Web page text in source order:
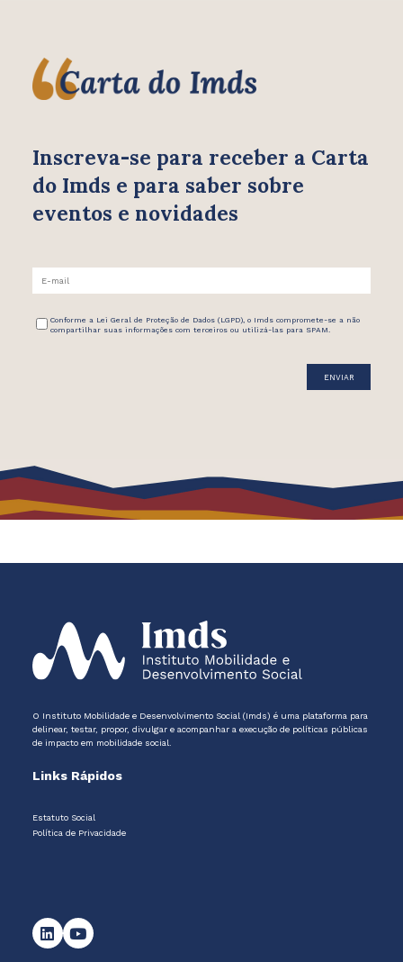
Inscreva-se para receber a Carta
do Imds e para saber sobre
eventos e novidades
Conforme a Lei Geral de Proteção de Dados (LGPD), o Imds compromete-se a não
compartilhar suas informações com terceiros ou utilizá-las para SPAM.
O Instituto Mobilidade e Desenvolvimento Social (Imds) é uma plataforma para
delinear, testar, propor, divulgar e acompanhar a execução de políticas públicas
de impacto em mobilidade social.
Links Rápidos
Estatuto Social
Política de Privacidade